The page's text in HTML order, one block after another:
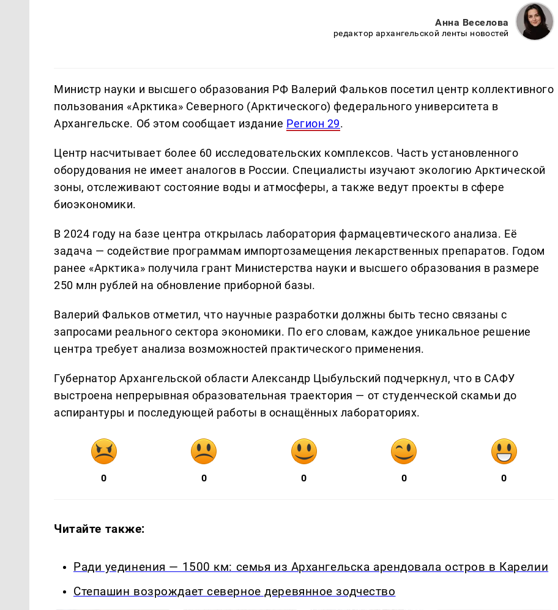
Анна Веселова
редактор архангельской ленты новостей
Министр науки и высшего образования РФ Валерий Фальков посетил центр коллективного
пользования «Арктика» Северного (Арктического) федерального университета в
Архангельске. Об этом сообщает издание Регион 29.
Центр насчитывает более 60 исследовательских комплексов. Часть установленного
оборудования не имеет аналогов в России. Специалисты изучают экологию Арктической
зоны, отслеживают состояние воды и атмосферы, а также ведут проекты в сфере
биоэкономики.
В 2024 году на базе центра открылась лаборатория фармацевтического анализа. Её
задача — содействие программам импортозамещения лекарственных препаратов. Годом
ранее «Арктика» получила грант Министерства науки и высшего образования в размере
250 млн рублей на обновление приборной базы.
Валерий Фальков отметил, что научные разработки должны быть тесно связаны с
запросами реального сектора экономики. По его словам, каждое уникальное решение
центра требует анализа возможностей практического применения.
Губернатор Архангельской области Александр Цыбульский подчеркнул, что в САФУ
выстроена непрерывная образовательная траектория — от студенческой скамьи до
аспирантуры и последующей работы в оснащённых лабораториях.
0 0 0 0 0
Читайте также:
Ради уединения — 1500 км: семья из Архангельска арендовала остров в Карелии
Степашин возрождает северное деревянное зодчество